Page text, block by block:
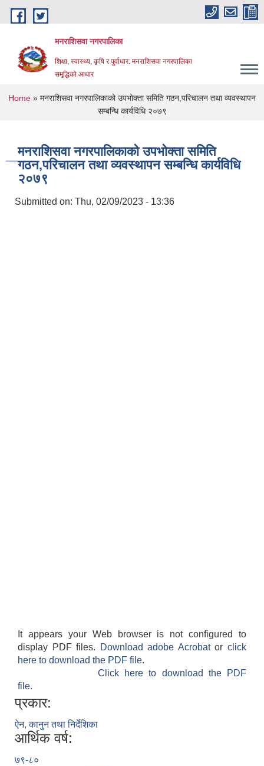
Skip to main content
मनराशिसवा नगरपालिका
शिक्षा, स्वास्थ्य, कृषि र पुर्वाधार: मनराशिसवा नगरपालिका
समृद्धिको आधार
You are here
Home » मनराशिसवा नगरपालिकाको उपभोक्ता समिति गठन,परिचालन तथा व्यवस्थापन
सम्बन्धि कार्यविधि २०७९
मनराशिसवा नगरपालिकाको उपभोक्ता समिति
गठन,परिचालन तथा व्यवस्थापन सम्बन्धि कार्यविधि
२०७९
Submitted on: Thu, 02/09/2023 - 13:36
It appears your Web browser is not configured to
display PDF files.
Download adobe Acrobatorclick
here to download the PDF file.
Click here to download the PDF
file.
प्रकार:
ऐन, कानुन तथा निर्देशिका
आर्थिक वर्ष:
७९-८०